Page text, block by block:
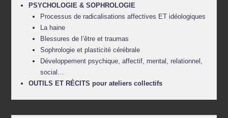
PSYCHOLOGIE & SOPHROLOGIE
Processus de radicalisations affectives ET idéologiques
La haine
Blessures de l’être et traumas
Sophrologie et plasticité cérébrale
Développement psychique, affectif, mental, relationnel,
social…
OUTILS ET RÉCITS pour ateliers collectifs